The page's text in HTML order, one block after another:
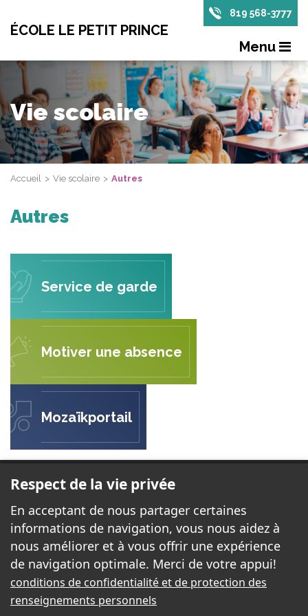
ÉCOLE LE PETIT PRINCE
819 568-3777
Menu
Vie scolaire
Accueil Vie scolaire Autres
Autres
Service de garde
Motiver une absence
Mozaïkportail
ÉCOLE LE PETIT PRINCE
44, rue Juan-Les-Pins
Gatineau, QC J8T 6H2
Téléphone:819 568-3777
Télécopieur:819 568-4441
Respect de la vie privée
En acceptant de nous partager certaines
informations de navigation, vous nous aidez à
nous améliorer et à vous offrir une expérience
de navigation optimale. Merci de votre appui!
conditions de confidentialité et de protection des
renseignements personnels